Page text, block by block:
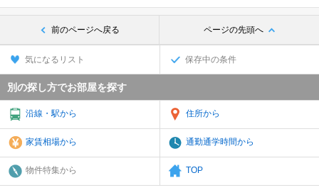
前のページへ戻る ページの先頭へ
気になるリスト 保存中の条件
別の探し方でお部屋を探す
沿線・駅から 住所から
家賃相場から 通勤通学時間から
物件特集から TOP